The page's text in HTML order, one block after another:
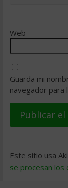
Web
Guarda mi
navegador para
Este sitio usa
se procesan los